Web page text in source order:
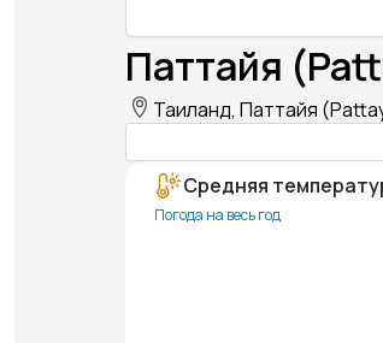
Паттайя
Таиланд, Паттайя
Средняя
Погода на весь год